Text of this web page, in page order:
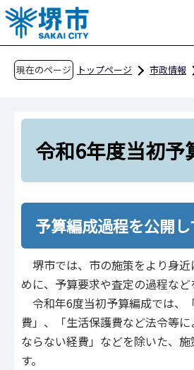
こ
の
ペ
現在のページ トップページ 市政情報
令和6年度当初予算
令和6年度当初予
予算編成過程を公開
堺市では、市の施策をより身
めに、予算要求や査定の過程など
令和年6度当初予算編成では、
費」、「生活保護費など法令等
ならない経費」などを除いた、
す。